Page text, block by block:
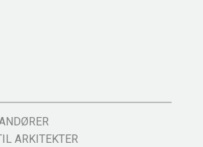
ARKITEKTER